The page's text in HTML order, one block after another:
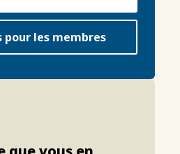
pour les membres